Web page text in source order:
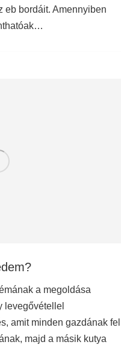
eb bordáit. Amennyiben
a megoldása
levegővétellel
amit minden gazdának fel
majd a másik kutya